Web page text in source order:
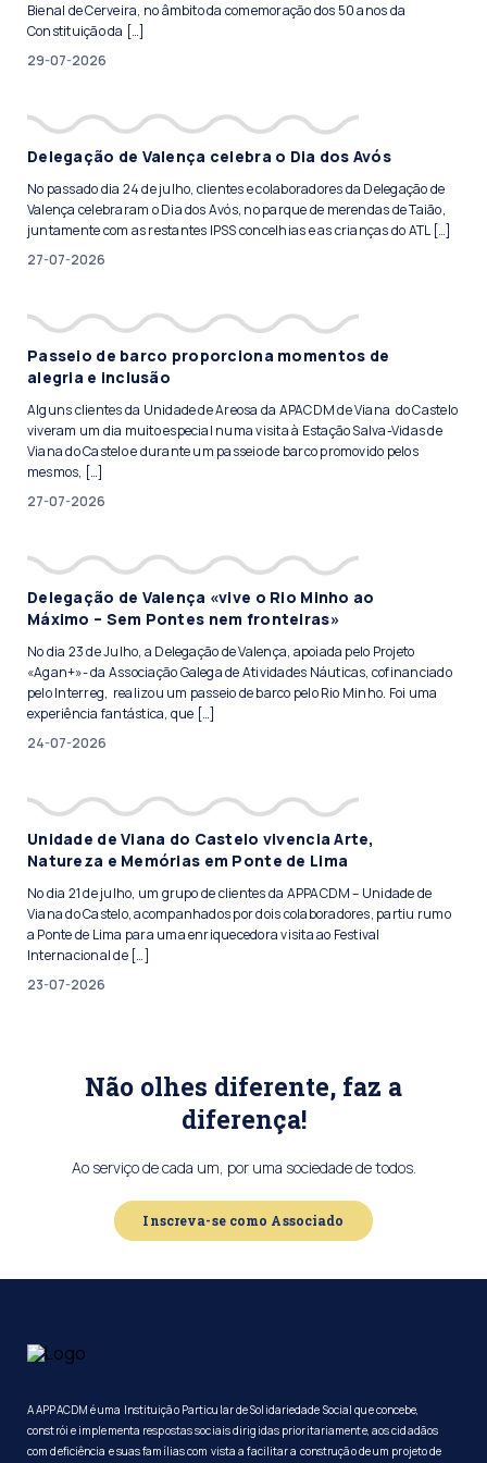
Bienal de Cerveira, no âmbito da comemoração dos 50 anos da
Constituição da […]
29-07-2026
Delegação de Valença celebra o Dia dos Avós
No passado dia 24 de julho, clientes e colaboradores da Delegação de
Valença celebraram o Dia dos Avós, no parque de merendas de Taião,
juntamente com as restantes IPSS concelhias e as crianças do ATL […]
27-07-2026
Passeio de barco proporciona momentos de
alegria e inclusão
Alguns clientes da Unidade de Areosa da APACDM de Viana do Castelo
viveram um dia muito especial numa visita à Estação Salva-Vidas de
Viana do Castelo e durante um passeio de barco promovido pelos
mesmos, […]
27-07-2026
Delegação de Valença «vive o Rio Minho ao
Máximo – Sem Pontes nem fronteiras»
No dia 23 de Julho, a Delegação de Valença, apoiada pelo Projeto
«Agan+»- da Associação Galega de Atividades Náuticas, cofinanciado
pelo Interreg, realizou um passeio de barco pelo Rio Minho. Foi uma
experiência fantástica, que […]
24-07-2026
Unidade de Viana do Castelo vivencia Arte,
Natureza e Memórias em Ponte de Lima
No dia 21 de julho, um grupo de clientes da APPACDM – Unidade de
Viana do Castelo, acompanhados por dois colaboradores, partiu rumo
a Ponte de Lima para uma enriquecedora visita ao Festival
Internacional de […]
23-07-2026
Não olhes diferente, faz a
diferença!
Ao serviço de cada um, por uma sociedade de todos.
Inscreva-se como Associado
A APPACDM é uma Instituição Particular de Solidariedade Social que concebe,
constrói e implementa respostas sociais dirigidas prioritariamente, aos cidadãos
com deficiência e suas famílias com vista a facilitar a construção de um projeto de